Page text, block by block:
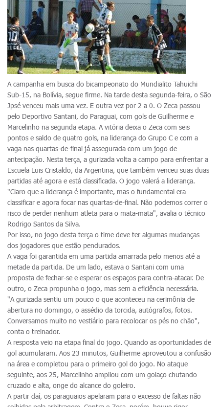
A campanha em busca do bicampeonato do Mundialito Tahuichi
Sub-15, na Bolívia, segue firme. Na tarde desta segunda-feira, o São
Jpsé venceu mais uma vez. E outra vez por 2 a 0. O Zeca passou
pelo Deportivo Santani, do Paraguai, com gols de Guilherme e
Marcelinho na segunda etapa. A vitória deixa o Zeca com seis
pontos e saldo de quatro gols, na liderança do Grupo C e com a
vaga nas quartas-de-final já assegurada com um jogo de
antecipação. Nesta terça, a gurizada volta a campo para enfrentar a
Escuela Luis Cristaldo, da Argentina, que também venceu suas duas
partidas até agora e está classificada. O jogo valerá a liderança.
"Claro que a liderança é importante, mas o fundamental era
classificar e agora focar nas quartas-de-final. Não podemos correr o
risco de perder nenhum atleta para o mata-mata", avalia o técnico
Rodrigo Santos da Silva.
Por isso, no jogo desta terça o time deve ter algumas mudanças
dos jogadores que estão pendurados.
A vaga foi garantida em uma partida amarrada pelo menos até a
metade da partida. De um lado, estava o Santani com uma
proposta de fechar-se e esperar os espaços para contra-atacar. De
outro, o Zeca propunha o jogo, mas sem a eficiência necessária.
"A gurizada sentiu um pouco o que aconteceu na cerimônia de
abertura no domingo, o assédio da torcida, autógrafos, fotos.
Conversamos muito no vestiário para recolocar os pés no chão",
conta o treinador.
A resposta veio na etapa final do jogo. Quando as oportunidades de
gol acumularam. Aos 23 minutos, Guilherme aproveutou a confusão
na área e completou para o primeiro gol do jogo. No ataque
seguinte, aos 25, Marcelinho ampliou com um golaço chutando
cruzado e alta, onge do alcance do goleiro.
A partir daí, os paraguaios apelaram para o excesso de faltas não